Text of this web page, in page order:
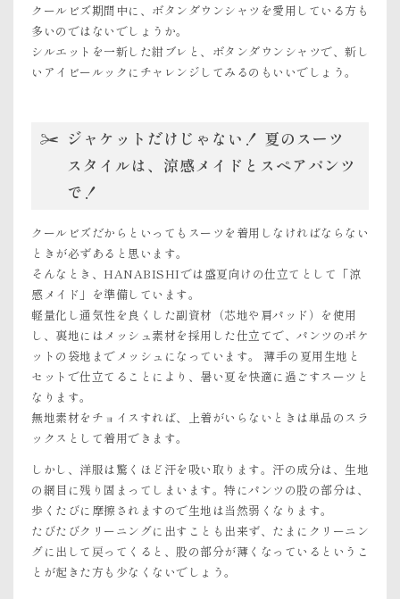
クールビズ期間中に、ボタンダウンシャツを愛用している方も
多いのではないでしょうか。
シルエットを一新した紺ブレと、ボタンダウンシャツで、新し
いアイビールックにチャレンジしてみるのもいいでしょう。
ジャケットだけじゃない！ 夏のスーツ
スタイルは、涼感メイドとスペアパンツ
で！
クールビズだからといってもスーツを着用しなければならない
ときが必ずあると思います。
そんなとき、HANABISHIでは盛夏向けの仕立てとして「涼
感メイド」を準備しています。
軽量化し通気性を良くした副資材（芯地や肩パッド）を使用
し、裏地にはメッシュ素材を採用した仕立てで、パンツのポケ
ットの袋地までメッシュになっています。 薄手の夏用生地と
セットで仕立てることにより、暑い夏を快適に過ごすスーツと
なります。
無地素材をチョイスすれば、上着がいらないときは単品のスラ
ックスとして着用できます。
しかし、洋服は驚くほど汗を吸い取ります。汗の成分は、生地
の網目に残り固まってしまいます。特にパンツの股の部分は、
歩くたびに摩擦されますので生地は当然弱くなります。
たびたびクリーニングに出すことも出来ず、たまにクリーニン
グに出して戻ってくると、股の部分が薄くなっているというこ
とが起きた方も少なくないでしょう。